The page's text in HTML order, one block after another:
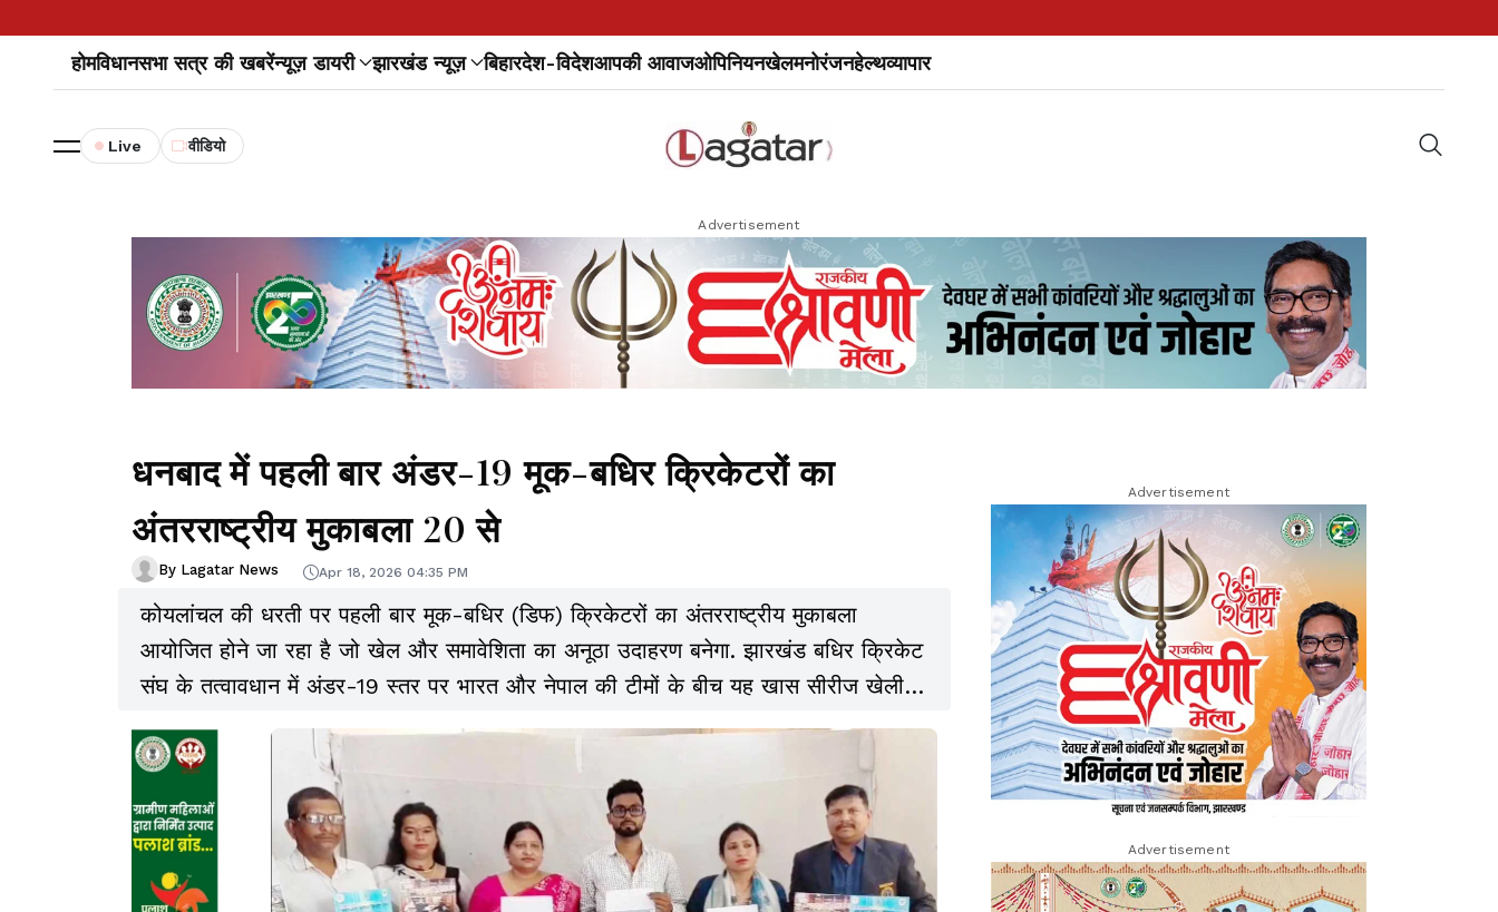
होमविधानसभा सत्र की खबरेंन्यूज़ डायरी झारखंड न्यूज़ बिहारदेश-विदेशआपकी आवाजओपिनियनखेलमनोरंजनहेल्थव्यापार
Live वीडियो
Advertisement
धनबाद में पहली बार अंडर-19 मूक-बधिर क्रिकेटरों का
अंतरराष्ट्रीय मुकाबला 20 से
By Lagatar News Apr 18, 2026 04:35 PM
कोयलांचल की धरती पर पहली बार मूक-बधिर (डिफ) क्रिकेटरों का अंतरराष्ट्रीय मुकाबला
आयोजित होने जा रहा है जो खेल और समावेशिता का अनूठा उदाहरण बनेगा. झारखंड बधिर क्रिकेट
संघ के तत्वावधान में अंडर-19 स्तर पर भारत और नेपाल की टीमों के बीच यह खास सीरीज खेली
जाएगी. आयोजकों के अनुसार 20 और 21 अप्रैल को जामाडोबा स्थित जेलगोरा स्टेडियम में मैच खेले
जाएंगे.
Advertisement
Advertisement